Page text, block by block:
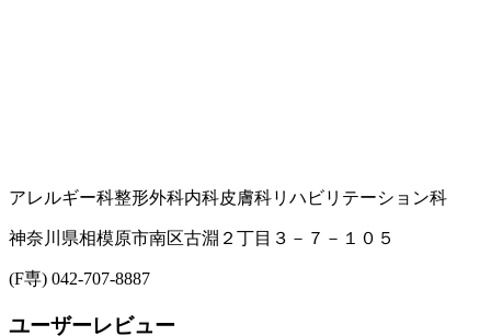
アレルギー科整形外科内科皮膚科リハビリテーション科
神奈川県相模原市南区古淵２丁目３－７－１０５
(F専) 042-707-8887
ユーザーレビュー